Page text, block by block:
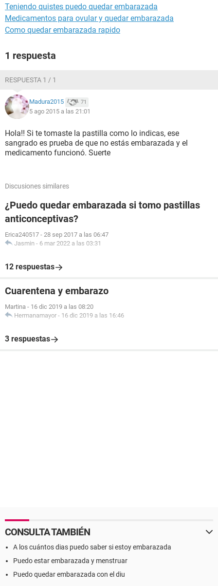
Teniendo quistes puedo quedar embarazada
Medicamentos para ovular y quedar embarazada
Como quedar embarazada rapido
1 respuesta
RESPUESTA 1 / 1
Madura2015 71
5 ago 2015 a las 21:01
Hola!! Si te tomaste la pastilla como lo indicas, ese
sangrado es prueba de que no estás embarazada y el
medicamento funcionó. Suerte
Discusiones similares
¿Puedo quedar embarazada si tomo pastillas
anticonceptivas?
Erica240517 - 28 sep 2017 a las 06:47
Jasmin - 6 mar 2022 a las 03:31
12 respuestas
Cuarentena y embarazo
Martina - 16 dic 2019 a las 08:20
Hermanamayor - 16 dic 2019 a las 16:46
3 respuestas
CONSULTA TAMBIÉN
A los cuántos dias puedo saber si estoy embarazada
Puedo estar embarazada y menstruar
Puedo quedar embarazada con el diu